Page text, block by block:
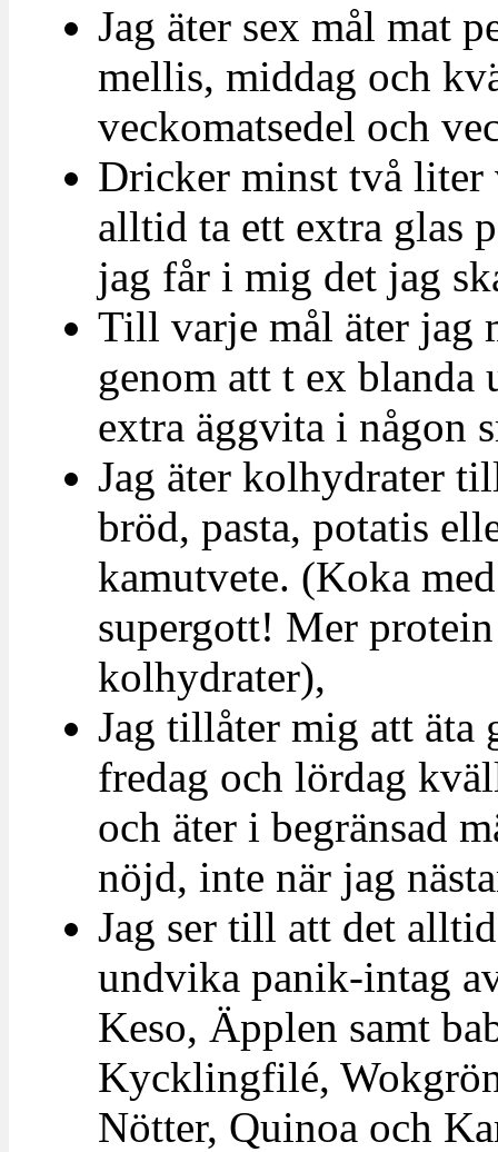
Jag äter sex mål mat
mellis, middag och
veckomatsedel och
Dricker minst två liter
alltid ta ett extra glas
jag får i mig det jag
Till varje mål äter jag
genom att t ex blanda
extra äggvita i någon
Jag äter kolhydrater
bröd, pasta, potatis
kamutvete. (Koka
supergott! Mer
kolhydrater),
Jag tillåter mig att äta
fredag och lördag
och äter i begränsad
nöjd, inte när jag
Jag ser till att det
undvika panik-intag
Keso, Äpplen samt
Kycklingfilé,
Nötter, Quinoa och